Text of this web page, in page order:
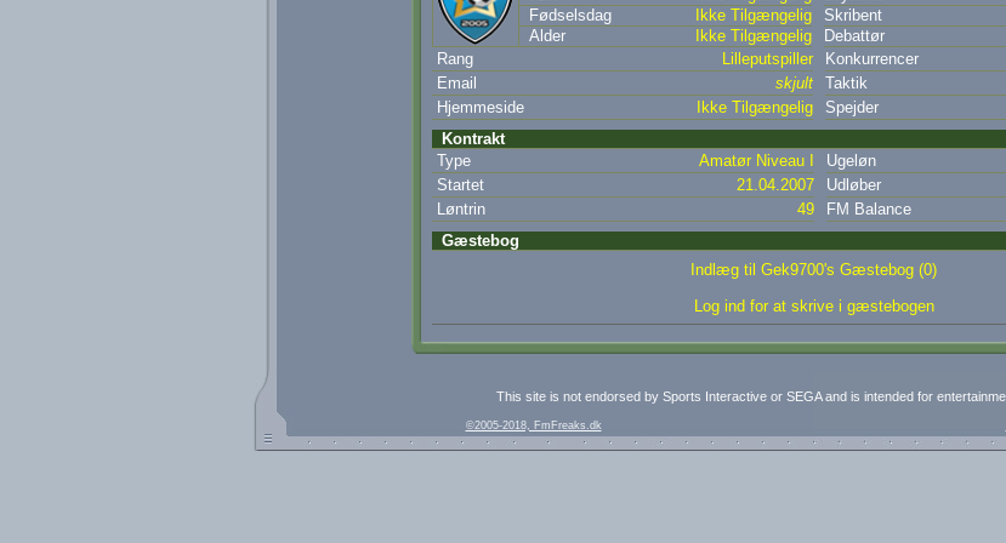
Fødselsdag
Ikke Tilgængelig Skribent
Alder
Ikke Tilgængelig Debattør
Rang
Lilleputspiller Konkurrencer
Email
skjult Taktik
Hjemmeside
Ikke Tilgængelig Spejder
Kontrakt
Type
Amatør Niveau I Ugeløn
Startet
21.04.2007 Udløber
Løntrin
49 FM Balance
Gæstebog
Indlæg til Gek9700's Gæstebog (0)
Log ind for at skrive i gæstebogen
This site is not endorsed by Sports Interactive or SEGA and is intended for
©2005-2018, FmFreaks.dk